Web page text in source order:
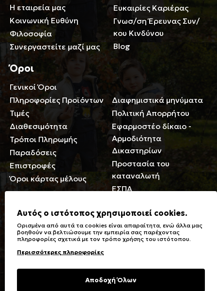
Η εταιρεία μας
Κοινωνική Ευθύνη
Φιλοσοφία
Συνεργαστείτε μαζί μας
Ευκαιρίες Καριέρας
Γνωσ/ση Έρευνας Συν/
κου Κινδύνου
Blog
Όροι
Γενικοί Όροι
Πληροφορίες Προϊόντων
Τιμές
Διαθεσιμότητα
Τρόποι Πληρωμής
Παραδόσεις
Επιστροφές
Όροι κάρτας μέλους
Περιορισμοί ευθύνης
Διαφημιστικά μηνύματα
Πολιτική Απορρήτου
Εφαρμοστέο δίκαιο -
Αρμοδιότητα
Δικαστηρίων
Προστασία του
καταναλωτή
ΕΣΠΑ
Γενικά
Καταστήματα
Ειδικές Εκπτώσεις ΑμΕΑ
Δωροκάρτες
Συχνές Ερωτήσεις
Σύμβολα πλύσης,
σιδερώματος
υφασμάτων
Επικοινωνία
Αυτός ο ιστότοπος χρησιμοποιεί cookies.
Ορισμένα από αυτά τα cookies είναι απαραίτητα, ενώ άλλα μας
βοηθούν να βελτιώσουμε την εμπειρία σας παρέχοντας
πληροφορίες σχετικά με τον τρόπο χρήσης του ιστότοπου.
Περισσότερες πληροφορίες
Αποδοχή Όλων